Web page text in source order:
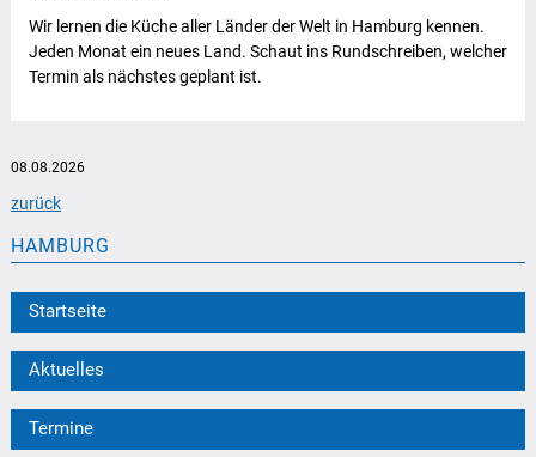
Wir lernen die Küche aller Länder der Welt in Hamburg kennen.
Jeden Monat ein neues Land. Schaut ins Rundschreiben, welcher
Termin als nächstes geplant ist.
08.08.2026
zurück
HAMBURG
Startseite
Aktuelles
Termine